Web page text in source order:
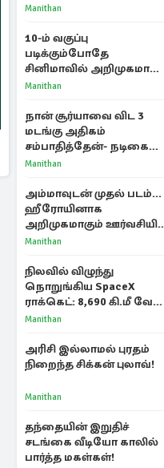
Manithan
10-ம் வகுப்பு
படிக்கும்போதே
சினிமாவில் அறிமுகமான
த்ரிஷா! உண்மையை
காந்தி
Manithan
நான் சூர்யாவை விட 3
மடங்கு அதிகம்
சம்பாதித்தேன்- நடிகை
ஜோதிகா
Manithan
அம்மாவுடன் முதல் படம்...
ஹீரோயினாக
அறிமுகமாகும்
மகள் தேஜலட்சுமி!
Manithan
நிலவில் விழுந்து
நொறுங்கிய SpaceX
ராக்கெட்: 8,690 கி.மீ வேக
மோதலால் உருவான புதிய
Manithan
அரிசி இல்லாமல் புரதம்
நிறைந்த சிக்கன் புலாவ்!
Manithan
தந்தையின் இறுதிச்
சடங்கை வீடியோ காலில்
பார்த்த மகள்கள்!